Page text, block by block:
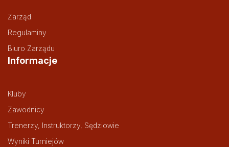
Zarząd
Regulaminy
Biuro Zarządu
Informacje
Kluby
Zawodnicy
Trenerzy, Instruktorzy, Sędziowie
Wyniki Turniejów